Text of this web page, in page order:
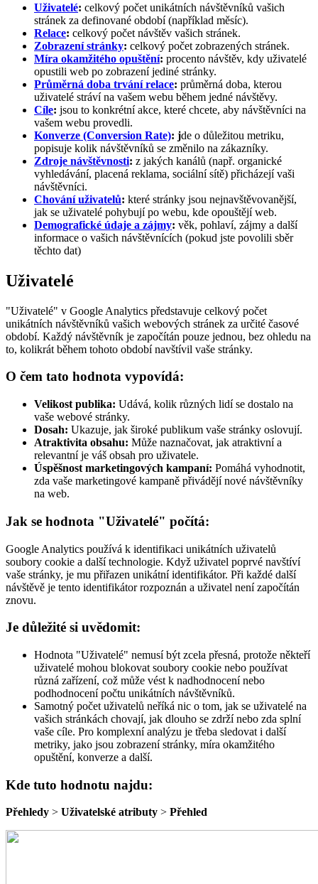
Uživatelé: celkový počet unikátních návštěvníků vašich
stránek za definované období (například měsíc).
Relace: celkový počet návštěv vašich stránek.
Zobrazení stránky: celkový počet zobrazených stránek.
Míra okamžitého opuštění: procento návštěv, kdy uživatelé
opustili web po zobrazení jediné stránky.
Průměrná doba trvání relace: průměrná doba, kterou
uživatelé stráví na vašem webu během jedné návštěvy.
Cíle: jsou to konkrétní akce, které chcete, aby návštěvníci na
vašem webu provedli.
Konverze (Conversion Rate): jde o důležitou metriku,
popisuje kolik návštěvníků se změnilo na zákazníky.
Zdroje návštěvnosti: z jakých kanálů (např. organické
vyhledávání, placená reklama, sociální sítě) přicházejí vaši
návštěvníci.
Chování uživatelů: které stránky jsou nejnavštěvovanější,
jak se uživatelé pohybují po webu, kde opouštějí web.
Demografické údaje a zájmy: věk, pohlaví, zájmy a další
informace o vašich návštěvnících (pokud jste povolili sběr
těchto dat)
Uživatelé
"Uživatelé" v Google Analytics představuje celkový počet
unikátních návštěvníků vašich webových stránek za určité časové
období. Každý návštěvník je započítán pouze jednou, bez ohledu na
to, kolikrát během tohoto období navštívil vaše stránky.
O čem tato hodnota vypovídá:
Velikost publika: Udává, kolik různých lidí se dostalo na
vaše webové stránky.
Dosah: Ukazuje, jak široké publikum vaše stránky oslovují.
Atraktivita obsahu: Může naznačovat, jak atraktivní a
relevantní je váš obsah pro uživatele.
Úspěšnost marketingových kampaní: Pomáhá vyhodnotit,
zda vaše marketingové kampaně přivádějí nové návštěvníky
na web.
Jak se hodnota "Uživatelé" počítá:
Google Analytics používá k identifikaci unikátních uživatelů
soubory cookie a další technologie. Když uživatel poprvé navštíví
vaše stránky, je mu přiřazen unikátní identifikátor. Při každé další
návštěvě je tento identifikátor rozpoznán a uživatel není započítán
znovu.
Je důležité si uvědomit:
Hodnota "Uživatelé" nemusí být zcela přesná, protože někteří
uživatelé mohou blokovat soubory cookie nebo používat
různá zařízení, což může vést k nadhodnocení nebo
podhodnocení počtu unikátních návštěvníků.
Samotný počet uživatelů neříká nic o tom, jak se uživatelé na
vašich stránkách chovají, jak dlouho se zdrží nebo zda splní
vaše cíle. Pro komplexní analýzu je třeba sledovat i další
metriky, jako jsou zobrazení stránky, míra okamžitého
opuštění, konverze a další.
Kde tuto hodnotu najdu:
Přehledy > Uživatelské atributy > Přehled